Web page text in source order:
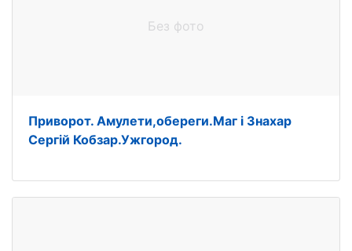
Без фото
Приворот. Амулети,обереги.Маг і Знахар
Сергій Кобзар.Ужгород.